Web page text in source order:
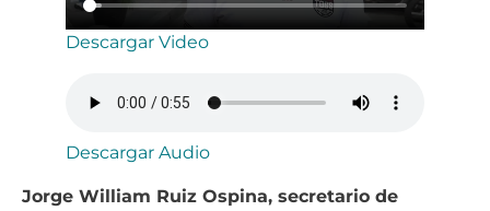
Descargar Video
Descargar Audio
Jorge William Ruiz Ospina, secretario de